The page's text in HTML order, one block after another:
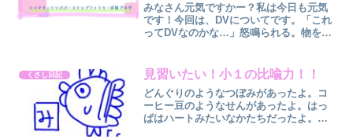
みなさん元気ですかー？私は今日も元気
です！今回は、DVについてです。「これ
ってDVなのかな…」怒鳴られる。物を投
い」と責め続けられる。そんな毎日を過
ごしていると、「私が我...
くさし日記 見習いたい！小１の比喩力！！
どんぐりのようなつぼみがあったよ。コ
ーヒー豆のようなせんがあったよ。はっ
ぱはハートみたいなかたちだったよ。は